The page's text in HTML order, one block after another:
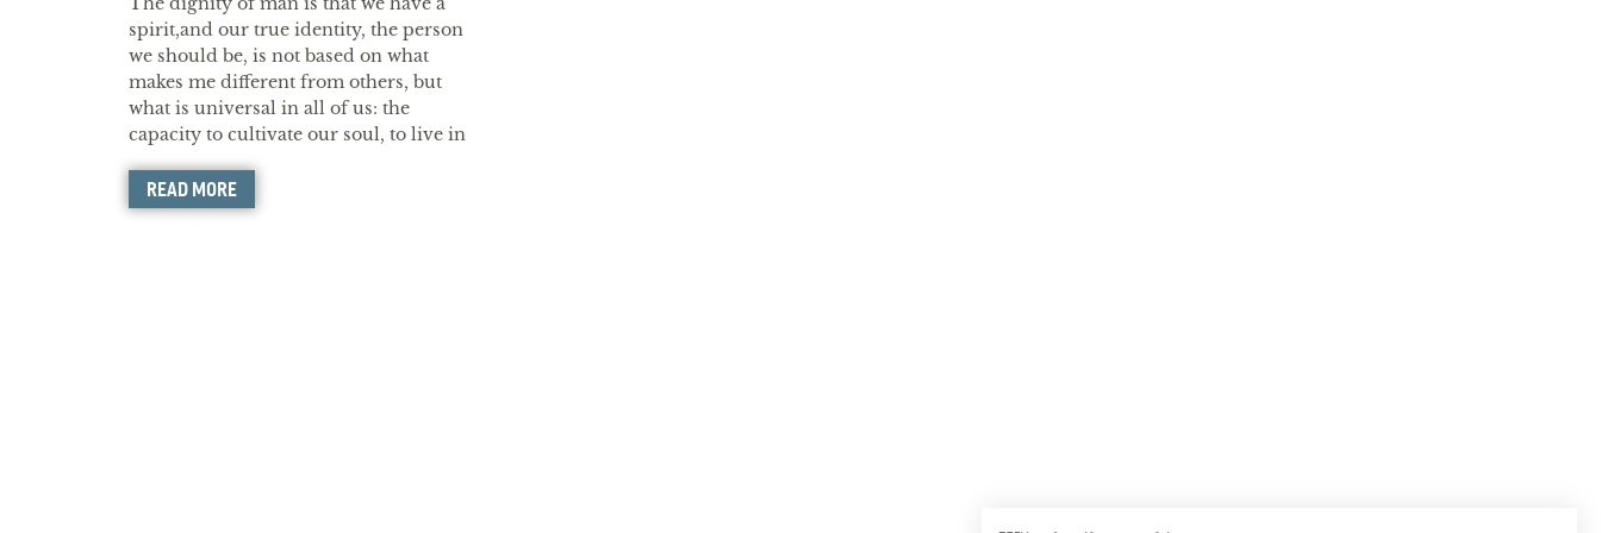
spirit,and our true identity, the person
we should be, is not based on what
makes me different from others, but
what is universal in all of us: the
capacity to cultivate our soul, to live in
truth, to do justice, to be a
compassionate human being.
READ MORE